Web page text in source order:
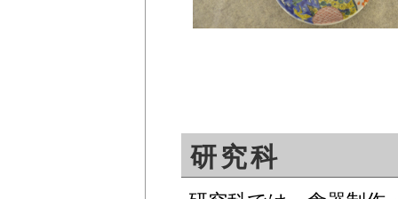
研究科